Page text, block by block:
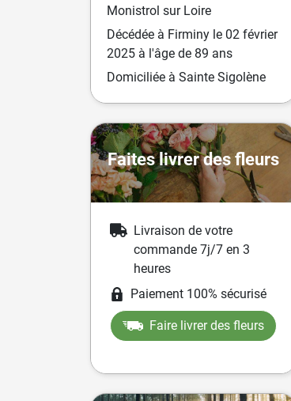
Monistrol sur Loire
Décédée à Firminy le 02 février
2025 à l'âge de 89 ans
Domiciliée à Sainte Sigolène
Faites livrer des fleurs
Livraison de votre
commande 7j/7 en 3
heures
Paiement 100% sécurisé
Faire livrer des fleurs